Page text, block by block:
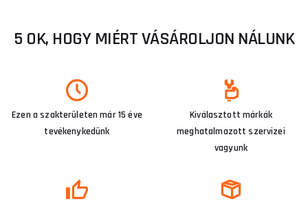
5 OK, HOGY MIÉRT VÁSÁROLJON NÁLUNK
Ezen a szakterületen már 15 éve
tevékenykedünk
Kiválasztott márkák
meghatalmazott szervizei
vagyunk